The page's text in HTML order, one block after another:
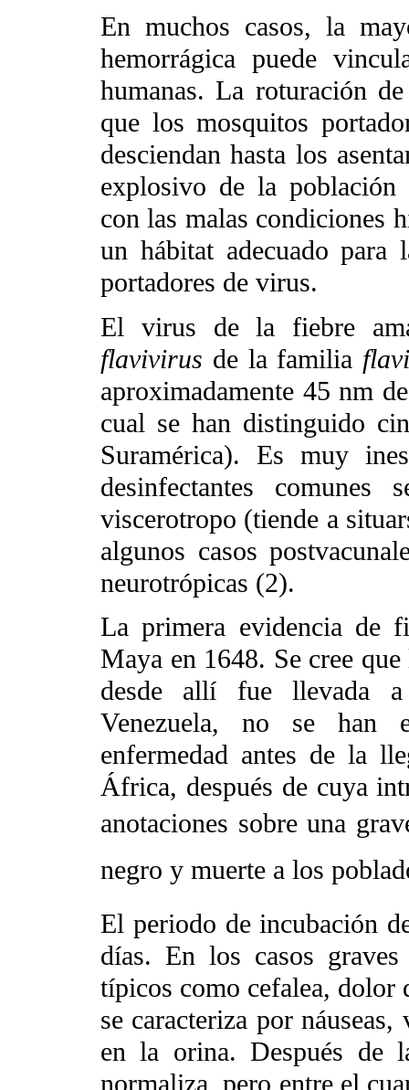
En muchos casos, la
hemorrágica puede
humanas. La roturación
que los mosquitos
desciendan hasta los
explosivo de la población
con las malas condiciones
un hábitat adecuado
portadores de virus.
El virus de la fiebre
flavivirus de la familia
aproximadamente 45 nm
cual se han distinguido
Suramérica). Es muy
desinfectantes
viscerotropo (tiende a
algunos casos
neurotrópicas (2).
La primera evidencia de
Maya en 1648. Se cree
desde allí fue llevada
Venezuela, no se han
enfermedad antes de la
África, después de cuya
anotaciones sobre una
negro y muerte a los
El periodo de incubación
días. En los casos
típicos como cefalea, dolor
se caracteriza por
en la orina. Después de
normaliza, pero entre el